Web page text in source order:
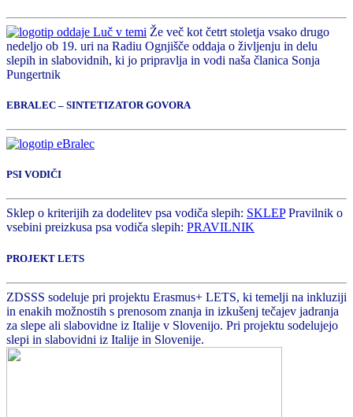
Že več kot četrt stoletja vsako drugo
nedeljo ob 19. uri na Radiu Ognjišče oddaja o življenju in delu
slepih in slabovidnih, ki jo pripravlja in vodi naša članica Sonja
Pungertnik
EBRALEC – SINTETIZATOR GOVORA
PSI VODIČI
Sklep o kriterijih za dodelitev psa vodiča slepih: SKLEPPravilnik o
vsebini preizkusa psa vodiča slepih: PRAVILNIK
PROJEKT LETS
ZDSSS sodeluje pri projektu Erasmus+ LETS, ki temelji na inkluziji
in enakih možnostih s prenosom znanja in izkušenj tečajev jadranja
za slepe ali slabovidne iz Italije v Slovenijo. Pri projektu sodelujejo
slepi in slabovidni iz Italije in Slovenije.